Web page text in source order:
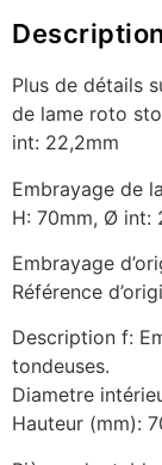
Description
Plus de détails
de lame roto
int: 22,2mm
Embrayage de
H: 70mm, Ø int:
Embrayage
Référence
Description f:
tondeuses.
Diametre
Hauteur (mm):